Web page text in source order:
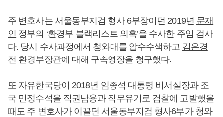
주 변호사는 서울동부지검 형사 6부장이던 2019년 문재
인 정부의 ‘환경부 블랙리스트 의혹’을 수사한 주임 검사
다. 당시 수사과정에서 청와대를 압수수색하고 김은경
전 환경부장관에 대해 구속영장을 청구했다.
또 자유한국당이 2018년 임종석 대통령 비서실장과 조
국 민정수석을 직권남용과 직무유기로 검찰에 고발했을
때도 주 변호사가 이끌던 서울동부지검 형사6부가 청와